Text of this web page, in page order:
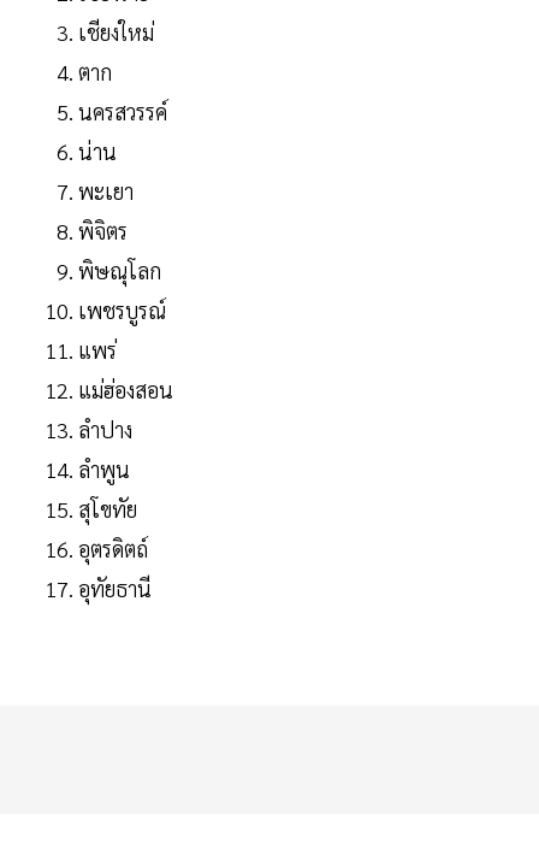
เชียงใหม่
ตาก
นครสวรรค์
น่าน
พะเยา
พิจิตร
พิษณุโลก
เพชรบูรณ์
แพร่
แม่ฮ่องสอน
ลำปาง
ลำพูน
สุโขทัย
อุตรดิตถ์
อุทัยธานี